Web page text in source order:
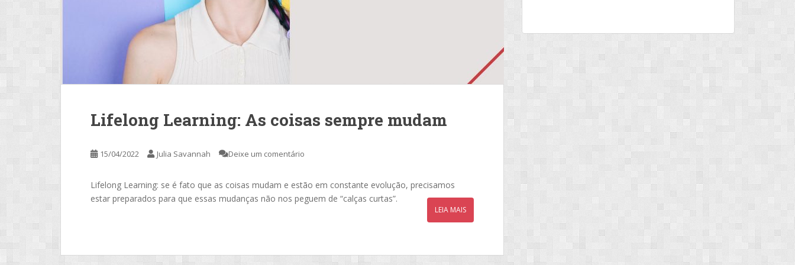
Lifelong Learning: As coisas sempre mudam
15/04/2022 Julia Savannah Deixe um comentário
Lifelong Learning: se é fato que as coisas mudam e estão em constante evolução, precisamos
estar preparados para que essas mudanças não nos peguem de “calças curtas”.
LEIA MAIS